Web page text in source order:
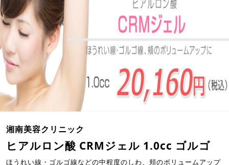
湘南美容クリニック
ヒアルロン酸 CRMジェル 1.0cc ゴルゴ
ほうれい線・ゴルゴ線などの中程度のしわ、頬のボリュームアップ